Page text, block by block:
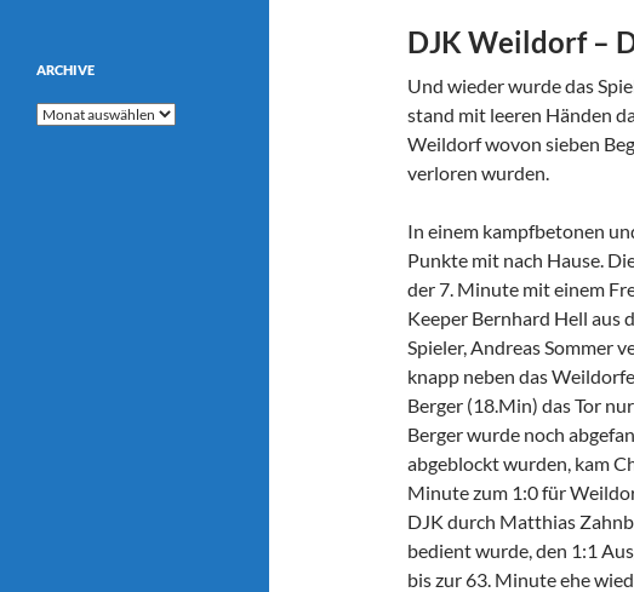
DJK Weildorf –
Und wieder wurde das
stand mit leeren Händen
Weildorf wovon sieben
verloren wurden.
In einem kampfbetonen
Punkte mit nach Hause.
der 7. Minute mit einem
Keeper Bernhard Hell aus
Spieler, Andreas Sommer
knapp neben das
Berger (18.Min) das Tor
Berger wurde noch
abgeblockt wurden, kam
Minute zum 1:0 für
DJK durch Matthias
bedient wurde, den 1:1
bis zur 63. Minute ehe
ARCHIVE
Archive